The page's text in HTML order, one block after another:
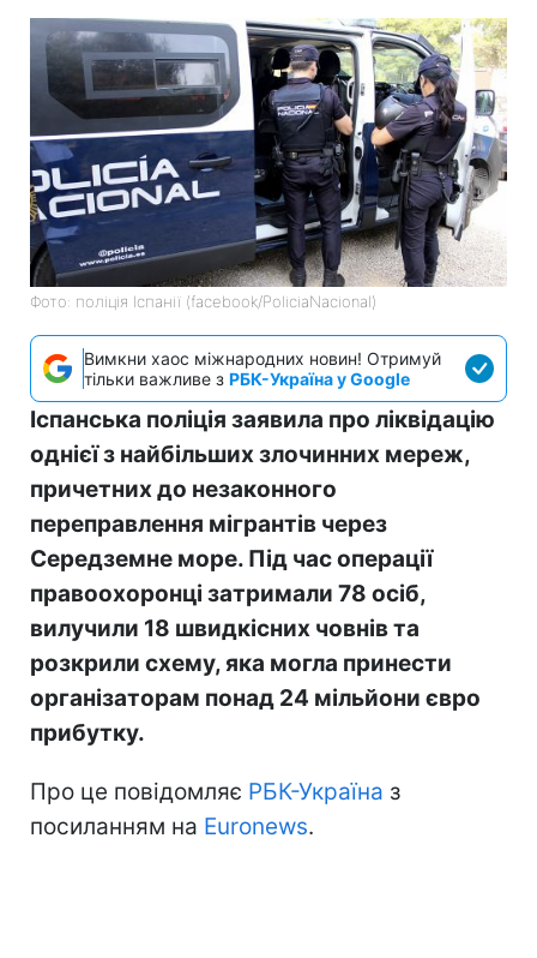
Фото: поліція Іспанії (facebook/PoliciaNacional)
Вимкни хаос міжнародних новин! Отримуй
тільки важливе з РБК-Україна у Google
Іспанська поліція заявила про ліквідацію
однієї з найбільших злочинних мереж,
причетних до незаконного
переправлення мігрантів через
Середземне море. Під час операції
правоохоронці затримали 78 осіб,
вилучили 18 швидкісних човнів та
розкрили схему, яка могла принести
організаторам понад 24 мільйони євро
прибутку.
Про це повідомляє РБК-Україна з
посиланням на Euronews.